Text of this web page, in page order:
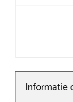
Informatie